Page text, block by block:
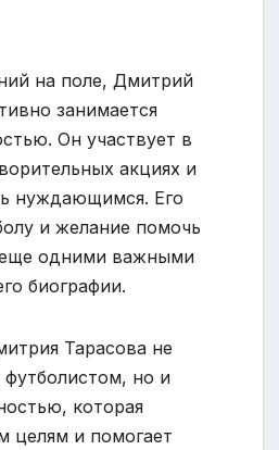
на поле, Дмитрий
занимается
Он участвует в
акциях и
нуждающимся. Его
и желание помочь
еще одними важными
биографии.
Тарасова не
но и
которая
целям и помогает